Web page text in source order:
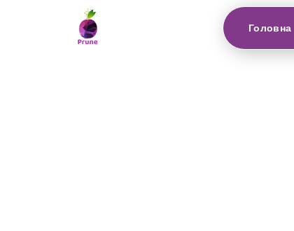
Головна